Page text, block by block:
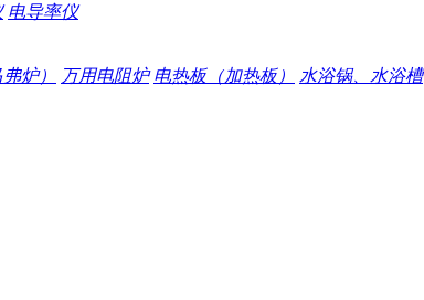
电导率仪
炉） 万用电阻炉 电热板（加热板） 水浴锅、水浴槽